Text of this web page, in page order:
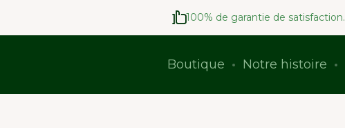
100% de garantie de satisfaction.
Boutique Notre histoire